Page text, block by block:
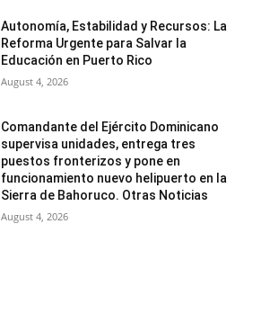
Autonomía, Estabilidad y Recursos: La
Reforma Urgente para Salvar la
Educación en Puerto Rico
August 4, 2026
Comandante del Ejército Dominicano
supervisa unidades, entrega tres
puestos fronterizos y pone en
funcionamiento nuevo helipuerto en la
Sierra de Bahoruco. Otras Noticias
August 4, 2026